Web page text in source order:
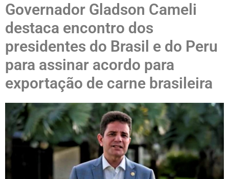
Governador Gladson Cameli
destaca encontro dos
presidentes do Brasil e do Peru
para assinar acordo para
exportação de carne brasileira